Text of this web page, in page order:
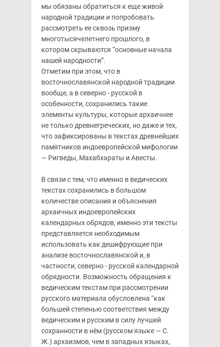
мы обязаны обратиться к еще живой
народной традиции и попробовать
рассмотреть ее сквозь призму
многотысячелетнего прошлого, в
котором скрываются “основные начала
нашей народности”.
Отметим при этом, что в
восточнославянской народной традиции
вообще, а в северно - русской в
особенности, сохранились такие
элементы культуры, которые архаичнее
не только древнегреческих, но даже и тех,
что зафиксированы в текстах древнейших
памятников индоевропейской мифологии
— Ригведы, Махабхараты и Авесты.
В связи с тем, что именно в ведических
текстах сохранились в большом
количестве описания и объяснения
архаичных индоевропейских
календарных обрядов, именно эти тексты
представляется необходимым
использовать как дешифрующие при
анализе восточнославянской и, в
частности, северно - русской календарной
обрядности. Возможность обращения к
ведическим текстам при рассмотрении
русского материала обусловлена “как
большей степенью соответствия между
ведическим и русским в силу лучшей
сохранности в нём (русском языке — С.
Ж.) архаизмов, чем в западных языках,